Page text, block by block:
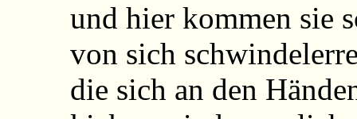
und hier kommen sie
von sich
die sich an den